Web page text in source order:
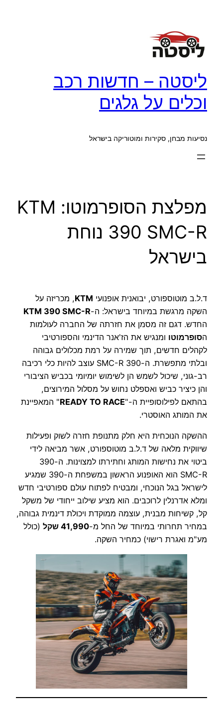
ליסטה – חדשות רכב
וכלים על גלגים
נסיעות מבחן, סקירות ומוטוריקה בישראל
מפלצת הסופרמוטו: KTM
390 SMC-R נוחת
בישראל
ד.ל.ב מוטוספורט, יבואנית אופנועי KTM, מכריזה על
השקה מרגשת במיוחד בישראל: ה-KTM 390 SMC-R
החדש. דגם זה מסמן את חזרתה של החברה לעולמות
הסופרמוטו ומנגיש את הז'אנר הדינמי והספורטיבי
לקהלים חדשים, תוך שמירה על רמת מכלולים גבוהה
ובלתי מתפשרת. ה-390 SMC-R עוצב להיות כלי רכיבה
רב-גוני, שיכול לשמש הן לשימוש יומיומי בכביש הציבורי
והן כיציר כביש ואספלט נחוש על מסלול המירוצים,
בהתאם לפילוסופיית ה-"READY TO RACE" המאפיינת
את המותג האוסטרי.
ההשקה הנוכחית היא חלק מתנופת חזרה לשוק ופעילות
שיווקית מלאה של ד.ל.ב מוטוספורט, אשר מביאה לידי
ביטוי את נחישות המותג וחתירתו למצוינות. ה-390
SMC-R הוא האופנוע הראשון במשפחת ה-390 שמגיע
לישראל בגל הנוכחי, ומבטיח לפתוח עולם ספורטיבי חדש
ומלא אדרנלין לרוכבים. הוא מציע שילוב ייחודי של משקל
קל, קשיחות מבנית, עוצמה ממוקדת ויכולת דינמית גבוהה,
במחיר תחרותי במיוחד של החל מ-41,990 שקל
(כולל
מע"מ ואגרת רישוי) כמחיר השקה.